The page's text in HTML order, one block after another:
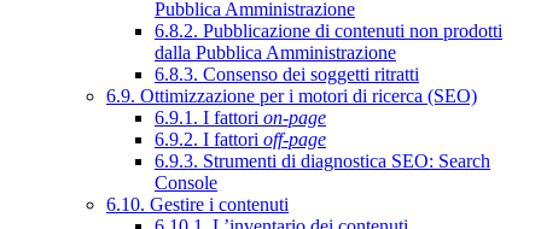
Pubblica Amministrazione
6.8.2. Pubblicazione di contenuti non prodotti
dalla Pubblica Amministrazione
6.8.3. Consenso dei soggetti ritratti
6.9. Ottimizzazione per i motori di ricerca (SEO)
6.9.1. I fattori on-page
6.9.2. I fattori off-page
6.9.3. Strumenti di diagnostica SEO: Search
Console
6.10. Gestire i contenuti